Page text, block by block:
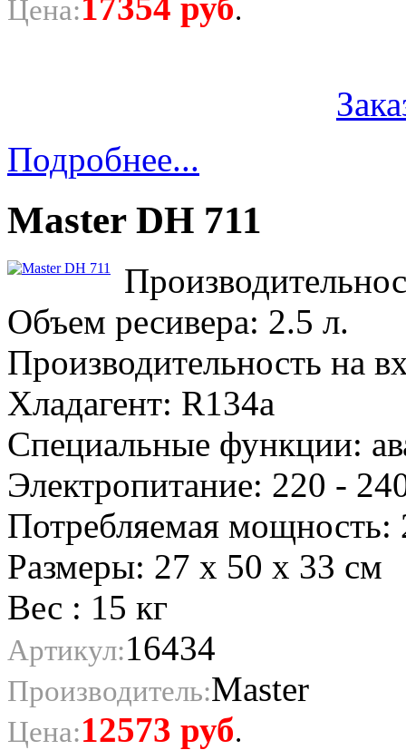
Цена: .
Подробнее...
Master DH 711
Объем ресивера: 2.5 л.
Производительность на
Хладагент: R134a
Специальные функции:
Электропитание: 220 -
Потребляемая мощность:
Размеры: 27 x 50 x 33 см
Вес : 15 кг
Артикул:16434
Производитель:Master
Цена:12573 руб.